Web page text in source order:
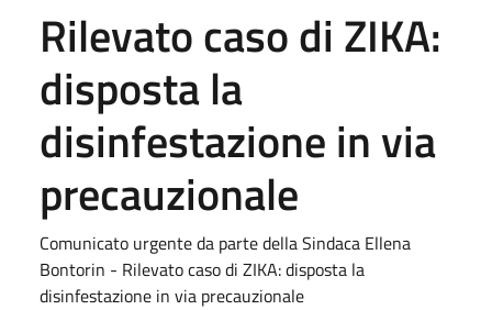
Rilevato caso di ZIKA:
disposta la
disinfestazione in via
precauzionale
Comunicato urgente da parte della Sindaca Ellena
Bontorin - Rilevato caso di ZIKA: disposta la
disinfestazione in via precauzionale